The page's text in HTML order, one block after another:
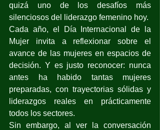
quizá uno de los desafíos más
silenciosos del liderazgo femenino hoy.
Cada año, el Día Internacional de la
Mujer invita a reflexionar sobre el
avance de las mujeres en espacios de
decisión. Y es justo reconocer: nunca
antes ha habido tantas mujeres
preparadas, con trayectorias sólidas y
liderazgos reales en prácticamente
todos los sectores.
Sin embargo, al ver la conversación